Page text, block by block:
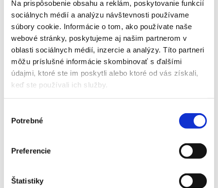
Na prispôsobenie obsahu a reklám, poskytovanie funkcií
sociálnych médií a analýzu návštevnosti používame
súbory cookie. Informácie o tom, ako používate naše
webové stránky, poskytujeme aj našim partnerom v
oblasti sociálnych médií, inzercie a analýzy. Títo partneri
môžu príslušné informácie skombinovať s ďalšími
údajmi, ktoré ste im poskytli alebo ktoré od vás získali,
keď ste používali ich služby.
súhlasu
Potrebné
Preferencie
Štatistiky
Izbové rastliny
Okrasné dreviny
Ovocné stromy
Ručné záhradné náradie
Drobné náradie
Nožnice
Pílky a sekery
Rýle a lopaty